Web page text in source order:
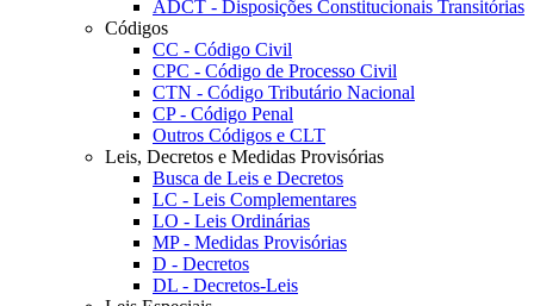
ADCT - Disposições Constitucionais Transitórias
Códigos
CC - Código Civil
CPC - Código de Processo Civil
CTN - Código Tributário Nacional
CP - Código Penal
Outros Códigos e CLT
Leis, Decretos e Medidas Provisórias
Busca de Leis e Decretos
LC - Leis Complementares
LO - Leis Ordinárias
MP - Medidas Provisórias
D - Decretos
DL - Decretos-Leis